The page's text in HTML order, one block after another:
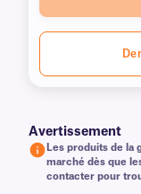
Avertissement
Les produits de la
marché dès que
contacter pour